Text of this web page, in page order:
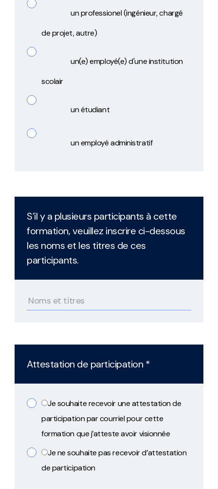
un professionel (ingénieur, chargé
de projet, autre)
un(e) employé(e) d'une institution
scolair
un étudiant
un employé administratif
S’il y a plusieurs participants à cette
formation, veuillez inscrire ci-dessous
les noms et les titres de ces
participants.
Attestation de participation *
Je souhaite recevoir une attestation de
participation par courriel pour cette
formation que j’atteste avoir visionnée
Je ne souhaite pas recevoir d’attestation
de participation